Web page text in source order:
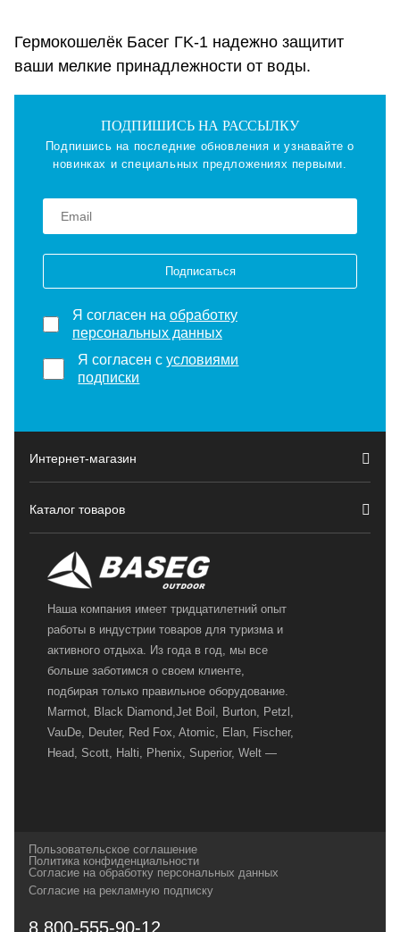
Гермокошелёк Басег ГK-1 надежно защитит
ваши мелкие принадлежности от воды.
ПОДПИШИСЬ НА РАССЫЛКУ
Подпишись на последние обновления и узнавайте о
новинках и специальных предложениях первыми.
Подписаться
Я согласен на обработку
персональных данных
Я согласен сусловиями
подписки
Интернет-магазин
Каталог товаров
Наша компания имеет тридцатилетний опыт
работы в индустрии товаров для туризма и
активного отдыха. Из года в год, мы все
больше заботимся о своем клиенте,
подбирая только правильное оборудование.
Marmot, Black Diamond,Jet Boil, Burton, Petzl,
VauDe, Deuter, Red Fox, Atomic, Elan, Fischer,
Head, Scott, Halti, Phenix, Superior, Welt —
и взыскательных путешественников,
спортсменов и отдыхающих.
Пользовательское соглашение
Политика конфиденциальности
Согласие на обработку персональных данных
Согласие на рекламную подписку
8 800-555-90-12